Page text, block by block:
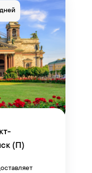
(П)